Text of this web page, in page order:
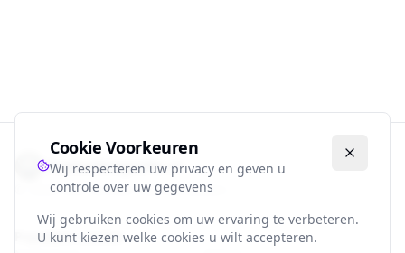
Cookie Voorkeuren
Wij respecteren uw privacy en geven u
controle over uw gegevens
Wij gebruiken cookies om uw ervaring te verbeteren.
U kunt kiezen welke cookies u wilt accepteren.
Voetbalbiografie.nl
2026Alle rechten voorbehouden.
Populaire Landen